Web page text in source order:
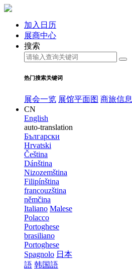
加入日历
展商中心
搜索
热门搜索关键词
展会一览 展馆平面图 商旅信息
CN
English
auto-translation
Български
Hrvatski
Čeština
Dánština
Nizozemština
Filipínština
francouzština
němčina
Italiano Malese
Polacco
Portoghese
brasiliano
Portoghese
Spagnolo 日本
語 韩国語